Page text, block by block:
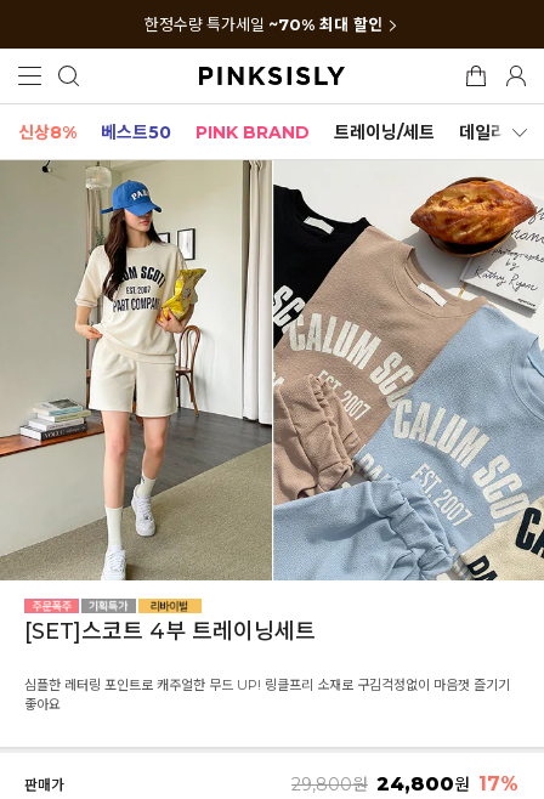
한정수량 특가세일 ~70% 최대 할인
신상8% 베스트50 PINK BRAND 트레이닝/세트 데일리세트
[SET]스코트 4부 트레이닝세트
심플한 레터링 포인트로 캐주얼한 무드 UP! 링클프리 소재로 구김걱정없이 마음껏 즐기기
좋아요
판매가 29,800원 24,800원 17%